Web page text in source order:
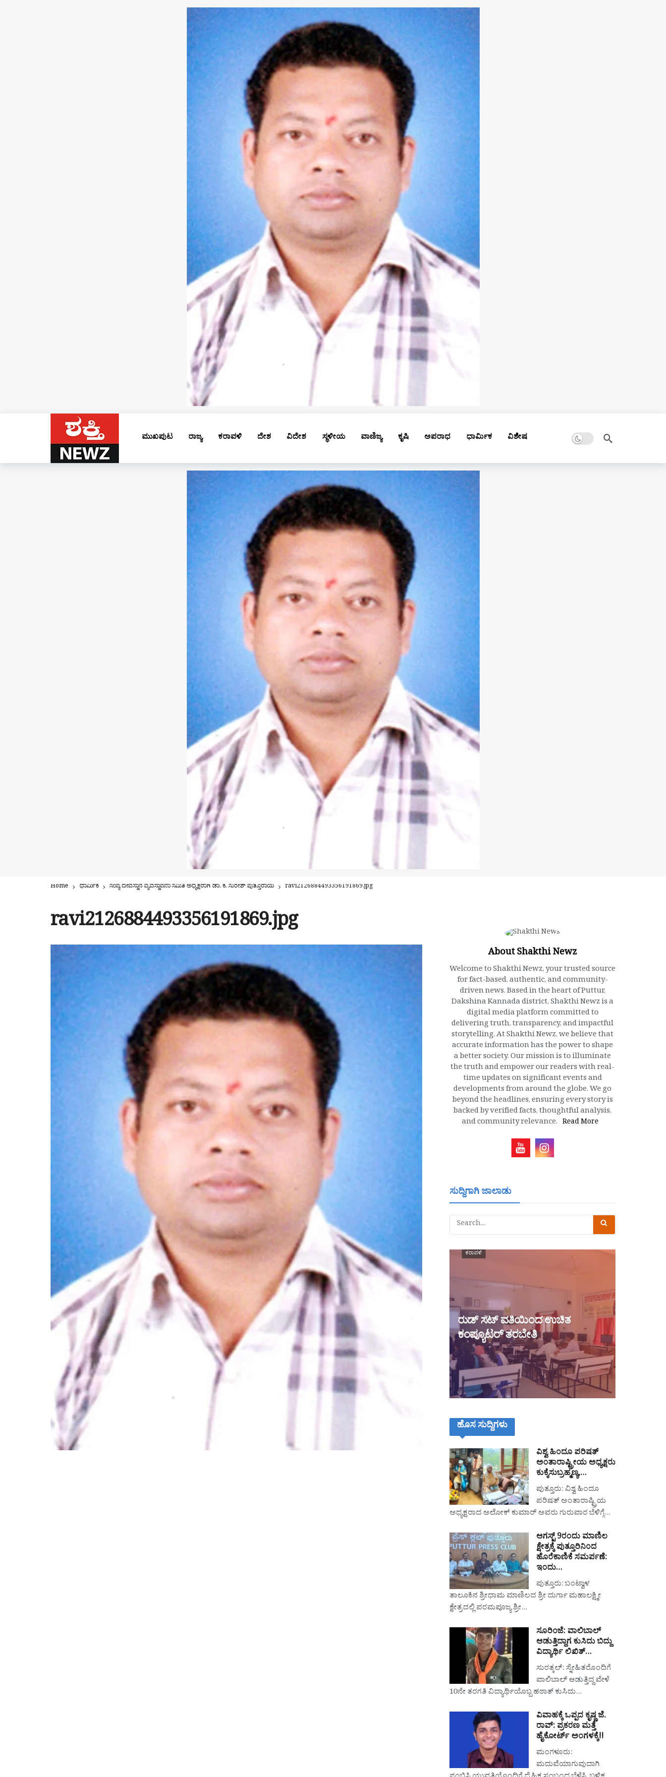
ಮುಖಪುಟ ರಾಜ್ಯ ಕರಾವಳಿ ದೇಶ ವಿದೇಶ ಸ್ಥಳೀಯ ವಾಣಿಜ್ಯ ಕೃಷಿ ಅಪರಾಧ ಧಾರ್ಮಿಕ ವಿಶೇಷ Dark mode
Home ಧಾರ್ಮಿಕ ಸಂಪ್ಯ ದೇವಸ್ಥಾನ ವ್ಯವಸ್ಥಾಪನಾ ಸಮಿತಿ ಅಧ್ಯಕ್ಷರಾಗಿ ಡಾ. ಕೆ. ಸುರೇಶ್ ಪುತ್ತೂರಾಯ ravi2126884493356191869.jpg
ravi2126884493356191869.jpg
About Shakthi Newz
Welcome to Shakthi Newz, your trusted source
for fact-based, authentic, and community-
driven news. Based in the heart of Puttur,
Dakshina Kannada district, Shakthi Newz is a
digital media platform committed to
delivering truth, transparency, and impactful
storytelling. At Shakthi Newz, we believe that
accurate information has the power to shape
a better society. Our mission is to illuminate
the truth and empower our readers with real-
time updates on significant events and
developments from around the globe. We go
beyond the headlines, ensuring every story is
backed by verified facts, thoughtful analysis,
and community relevance. Read More
ಸುದ್ದಿಗಾಗಿ ಜಾಲಾಡು
ಕರಾವಳಿ
ರುಡ್ ಸೆಟ್ ವತಿಯಿಂದ ಉಚಿತ
ಕಂಪ್ಯೂಟರ್ ತರಬೇತಿ
ಹೊಸ ಸುದ್ದಿಗಳು
ವಿಶ್ವ ಹಿಂದೂ ಪರಿಷತ್
ಅಂತಾರಾಷ್ಟ್ರೀಯ ಅಧ್ಯಕ್ಷರು
ಕುಕ್ಕೆಸುಬ್ರಹ್ಮಣ್ಯ,…
ಪುತ್ತೂರು: ವಿಶ್ವ ಹಿಂದೂ
ಪರಿಷತ್ ಅಂತಾರಾಷ್ಟ್ರಿಯ
ಅಧ್ಯಕ್ಷರಾದ ಅಲೋಕ್ ಕುಮಾರ್ ಅವರು ಗುರುವಾರ ಬೆಳಿಗ್ಗೆ…
ಆಗಸ್ಟ್ 9ರಂದು ಮಾಣಿಲ
ಕ್ಷೇತ್ರಕ್ಕೆ ಪುತ್ತೂರಿನಿಂದ
ಹೊರೆಕಾಣಿಕೆ ಸಮರ್ಪಣೆ:
ಇಂದು…
ಪುತ್ತೂರು: ಬಂಟ್ವಾಳ
ತಾಲೂಕಿನ ಶ್ರೀಧಾಮ ಮಾಣಿಲದ ಶ್ರೀ ದುರ್ಗಾ ಮಹಾಲಕ್ಷ್ಮೀ
ಕ್ಷೇತ್ರದಲ್ಲಿ ಪರಮಪೂಜ್ಯ ಶ್ರೀ…
ಸೂರಿಂಜೆ: ವಾಲಿಬಾಲ್
ಆಡುತ್ತಿದ್ದಾಗ ಕುಸಿದು ಬಿದ್ದು
ವಿದ್ಯಾರ್ಥಿ ಲಿಖಿತ್…
ಸುರತ್ಕಲ್: ಸ್ನೇಹಿತರೊಂದಿಗೆ
ವಾಲಿಬಾಲ್ ಆಡುತ್ತಿದ್ದ ವೇಳೆ
10ನೇ ತರಗತಿ ವಿದ್ಯಾರ್ಥಿಯೊಬ್ಬ ಹಠಾತ್ ಕುಸಿದು…
ವಿವಾಹಕ್ಕೆ ಒಪ್ಪದ ಕೃಷ್ಣ ಜೆ.
ರಾವ್: ಪ್ರಕರಣ ಮತ್ತೆ
ಹೈಕೋರ್ಟ್ ಅಂಗಳಕ್ಕೆ!!
ಮಂಗಳೂರು:
ಮದುವೆಯಾಗುವುದಾಗಿ